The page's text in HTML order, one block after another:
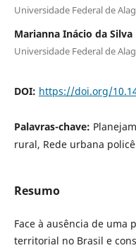
Universidade Federal de
Marianna Inácio da Silva
Universidade Federal de
DOI: https://doi.org/
Palavras-chave:
rural, Rede urbana
Resumo
Face à ausência de
territorial no Brasil e